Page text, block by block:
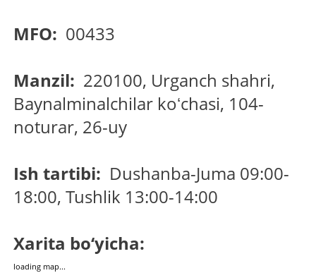
MFO: 00433
Manzil: 220100, Urganch shahri,
Baynalminalchilar koʻchasi, 104-
noturar, 26-uy
Ish tartibi: Dushanba-Juma 09:00-
18:00, Tushlik 13:00-14:00
Xarita bo‘yicha:
loading map...